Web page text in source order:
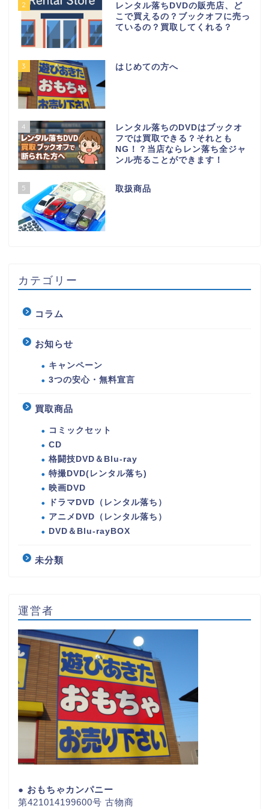
2
レンタル落ちDVDの販売店、ど
こで買えるの？ブックオフに売っ
ているの？買取してくれる？
3 はじめての方へ
4
レンタル落ちのDVDはブックオ
フでは買取できる？それとも
NG！？当店ならレン落ち全ジャ
ンル売ることができます！
5 取扱商品
カテゴリー
コラム
お知らせ
キャンペーン
3つの安心・無料宣言
買取商品
コミックセット
CD
格闘技DVD＆Blu-ray
特撮DVD(レンタル落ち)
映画DVD
ドラマDVD（レンタル落ち）
アニメDVD（レンタル落ち）
DVD＆Blu-rayBOX
未分類
運営者
● おもちゃカンパニー
第421014199600号 古物商